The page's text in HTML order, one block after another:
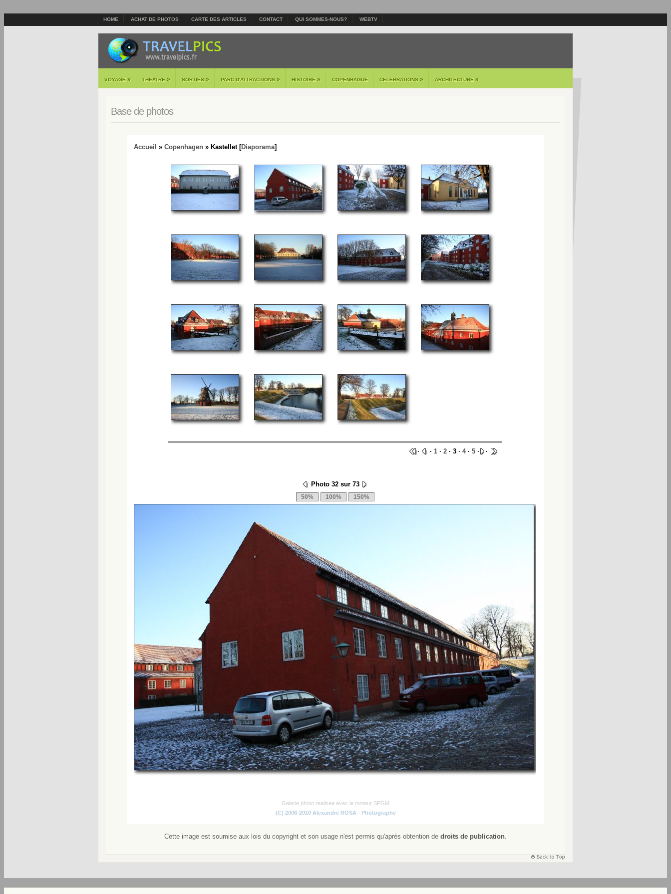
HOME ACHAT DE PHOTOS CARTE DES ARTICLES CONTACT QUI SOMMES-NOUS? WEBTV
VOYAGE » THEATRE » SORTIES » PARC D'ATTRACTIONS » HISTOIRE » COPENHAGUE CELEBRATIONS » ARCHITECTURE »
Base de photos
Accueil » Copenhagen » Kastellet [Diaporama]
· · 1 · 2 · 3 · 4· 5 · ·
Photo 32 sur 73
Galerie photo realisee avec le moteur SPGM
(C) 2006-2010 Alexandre ROSA - Photographe
Cette image est soumise aux lois du copyright et son usage n'est permis qu'après obtention de droits de publication.